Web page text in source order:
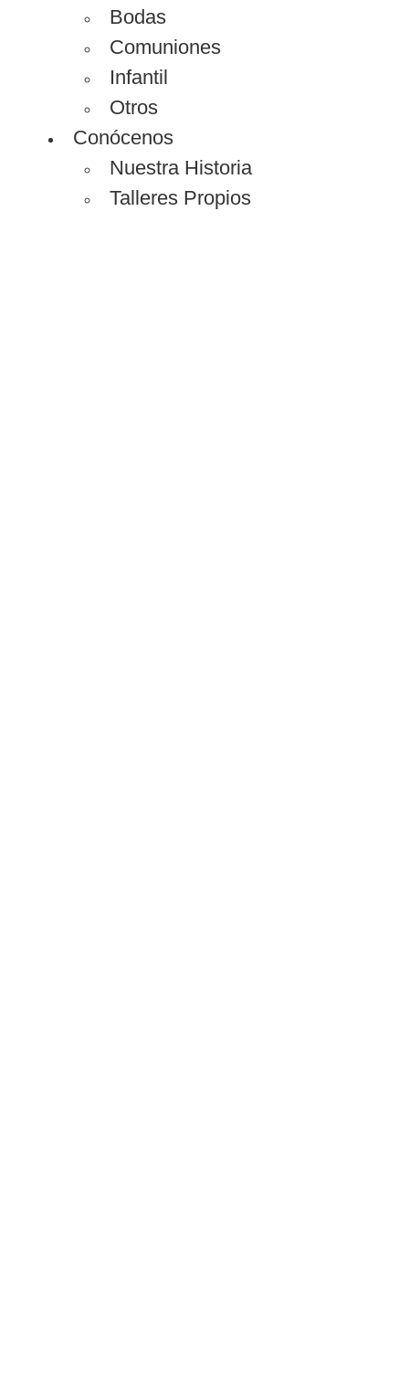
Bodas
Comuniones
Infantil
Otros
Conócenos
Nuestra Historia
Talleres Propios